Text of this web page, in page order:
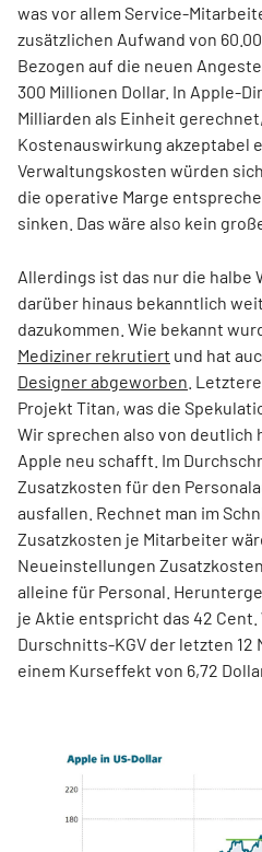
was vor allem Service-
zusätzlichen Aufwand von
Bezogen auf die neuen
300 Millionen Dollar. In Apple-
Milliarden als Einheit
Kostenauswirkung akzeptabel
Verwaltungskosten würden
die operative Marge
sinken. Das wäre also kein
Allerdings ist das nur die halbe
darüber hinaus bekanntlich
dazukommen. Wie bekannt
Mediziner rekrutiert und hat
Designer abgeworben .
Projekt Titan, was die
Wir sprechen also von
Apple neu schafft. Im
Zusatzkosten für den
ausfallen. Rechnet man im
Zusatzkosten je Mitarbeiter
Neueinstellungen
alleine für Personal.
je Aktie entspricht das 42 Cent.
Durschnitts-KGV der letzten 12
einem Kurseffekt von 6,72